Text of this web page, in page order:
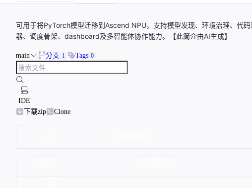
可用于将PyTorch模型迁移到Ascend NPU，支持模型发现、环境治理、代
器、调度骨架、dashboard及多智能体协作能力。【此简介由AI生成】
main 分支 1 Tags 0
IDE
下载zip
Clone